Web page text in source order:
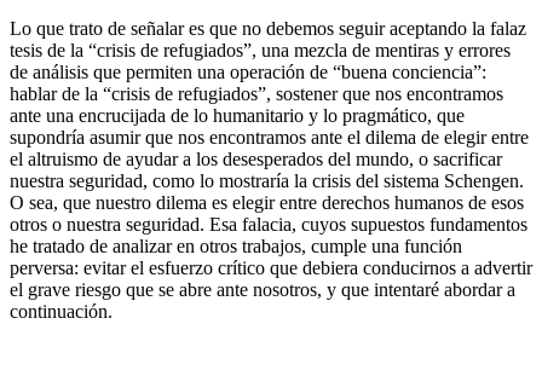
Lo que trato de señalar es que no debemos seguir aceptando la falaz
tesis de la “crisis de refugiados”, una mezcla de mentiras y errores
de análisis que permiten una operación de “buena conciencia”:
hablar de la “crisis de refugiados”, sostener que nos encontramos
ante una encrucijada de lo humanitario y lo pragmático, que
supondría asumir que nos encontramos ante el dilema de elegir entre
el altruismo de ayudar a los desesperados del mundo, o sacrificar
nuestra seguridad, como lo mostraría la crisis del sistema Schengen.
O sea, que nuestro dilema es elegir entre derechos humanos de esos
otros o nuestra seguridad. Esa falacia, cuyos supuestos fundamentos
he tratado de analizar en otros trabajos, cumple una función
perversa: evitar el esfuerzo crítico que debiera conducirnos a advertir
el grave riesgo que se abre ante nosotros, y que intentaré abordar a
continuación.